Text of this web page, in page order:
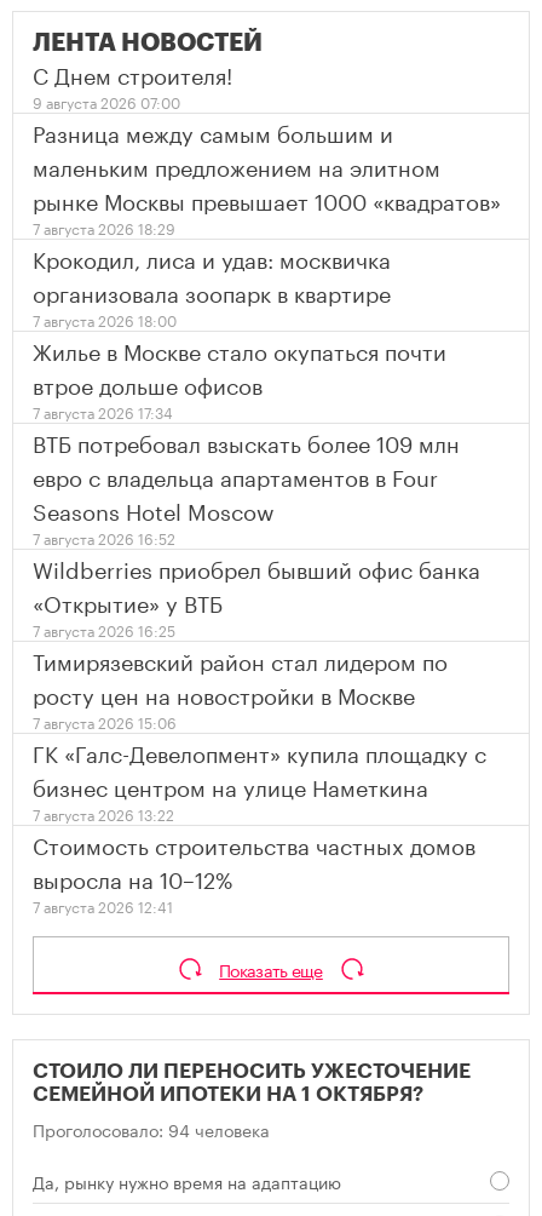
ЛЕНТА НОВОСТЕЙ
С Днем строителя!
9 августа 2026 07:00
Разница между самым большим и
маленьким предложением на элитном
рынке Москвы превышает 1000 «квадратов»
7 августа 2026 18:29
Крокодил, лиса и удав: москвичка
организовала зоопарк в квартире
7 августа 2026 18:00
Жилье в Москве стало окупаться почти
втрое дольше офисов
7 августа 2026 17:34
ВТБ потребовал взыскать более 109 млн
евро с владельца апартаментов в Four
Seasons Hotel Moscow
7 августа 2026 16:52
Wildberries приобрел бывший офис банка
«Открытие» у ВТБ
7 августа 2026 16:25
Тимирязевский район стал лидером по
росту цен на новостройки в Москве
7 августа 2026 15:06
ГК «Галс-Девелопмент» купила площадку с
бизнес центром на улице Наметкина
7 августа 2026 13:22
Стоимость строительства частных домов
выросла на 10–12%
7 августа 2026 12:41
Показать еще
СТОИЛО ЛИ ПЕРЕНОСИТЬ УЖЕСТОЧЕНИЕ
СЕМЕЙНОЙ ИПОТЕКИ НА 1 ОКТЯБРЯ?
Проголосовало: 94 человека
Да, рынку нужно время на адаптацию